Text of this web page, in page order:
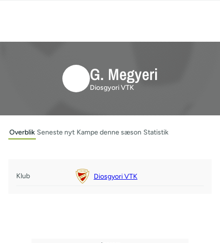
G. Megyeri
Diosgyori VTK
Overblik Seneste nyt Kampe denne sæson Statistik
Klub Diosgyori VTK